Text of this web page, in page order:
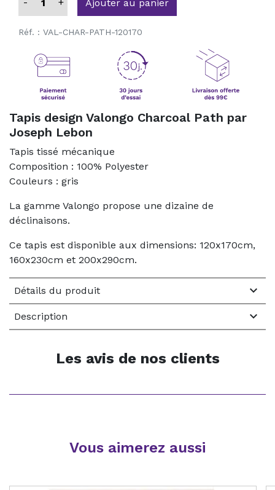
Ajouter au panier
Réf. : VAL-CHAR-PATH-120170
Tapis design Valongo Charcoal Path par
Joseph Lebon
Tapis tissé mécanique
Composition : 100% Polyester
Couleurs : gris
La gamme Valongo propose une dizaine de
déclinaisons.
Ce tapis est disponible aux dimensions: 120x170cm,
160x230cm et 200x290cm.
Détails du produit 
Description 
Les avis de nos clients
Vous aimerez aussi